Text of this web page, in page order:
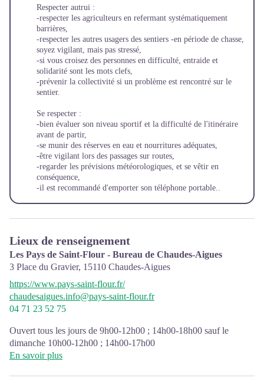
Respecter autrui :
-respecter les agriculteurs en refermant systématiquement
barrières,
-respecter les autres usagers des sentiers -en période de chasse,
soyez vigilant, mais pas stressé,
-si vous croisez des personnes en difficulté, entraide et
solidarité sont les mots clefs,
-prévenir la collectivité si un problème est rencontré sur le
sentier.
Se respecter :
-bien évaluer son niveau sportif et la difficulté de l'itinéraire
avant de partir,
-se munir des réserves en eau et nourritures adéquates,
-être vigilant lors des passages sur routes,
-regarder les prévisions météorologiques, et se vêtir en
conséquence,
-il est recommandé d'emporter son téléphone portable..
Lieux de renseignement
Les Pays de Saint-Flour - Bureau de Chaudes-Aigues
3 Place du Gravier, 15110 Chaudes-Aigues
https://www.pays-saint-flour.fr/
chaudesaigues.info@pays-saint-flour.fr
04 71 23 52 75
Ouvert tous les jours de 9h00-12h00 ; 14h00-18h00 sauf le
dimanche 10h00-12h00 ; 14h00-17h00
En savoir plus